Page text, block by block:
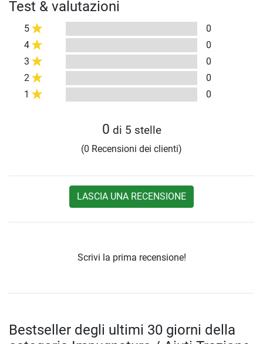
Test & valutazioni
5
0
4
0
3
0
2
0
1
0
0 di 5 stelle
(0 Recensioni dei clienti)
LASCIA UNA RECENSIONE
Scrivi la prima recensione!
Bestseller degli ultimi 30 giorni della